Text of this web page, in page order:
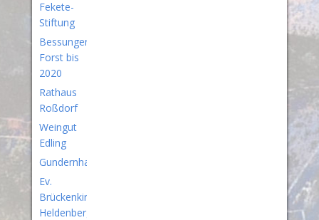
Fekete-
Stiftung
Bessunger
Forst bis
2020
Rathaus
Roßdorf
Weingut
Edling
Gundernhausen
Ev.
Brückenkirche
Heldenbergen